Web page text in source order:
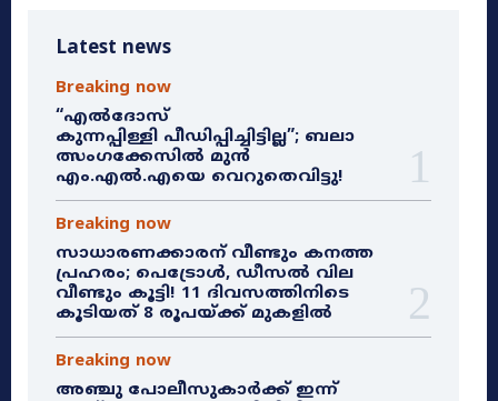
Latest news
Breaking now
“എൽദോസ്
കുന്നപ്പിള്ളി പീഡിപ്പിച്ചിട്ടില്ല”; ബലാ
ത്സംഗക്കേസിൽ മുൻ
എം.എൽ.എയെ വെറുതെവിട്ടു!
Breaking now
സാധാരണക്കാരന് വീണ്ടും കനത്ത
പ്രഹരം; പെട്രോൾ, ഡീസൽ വില
വീണ്ടും കൂട്ടി! 11 ദിവസത്തിനിടെ
കൂടിയത് 8 രൂപയ്ക്ക് മുകളിൽ
Breaking now
അഞ്ചു പോലീസുകാർക്ക് ഇന്ന്